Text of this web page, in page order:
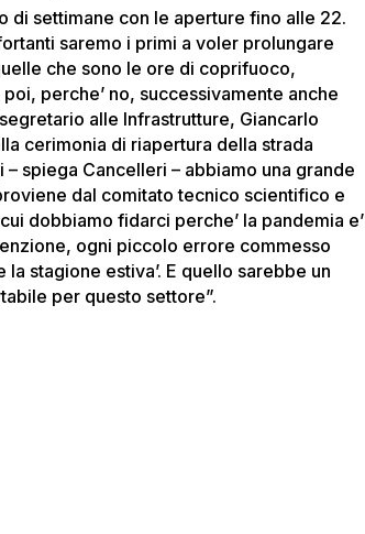
di settimane con le aperture fino alle 22.
saremo i primi a voler prolungare
che sono le ore di coprifuoco,
perche’ no, successivamente anche
alle Infrastrutture, Giancarlo
cerimonia di riapertura della strada
– spiega Cancelleri – abbiamo una grande
dal comitato tecnico scientifico e
dobbiamo fidarci perche’ la pandemia e’
ogni piccolo errore commesso
stagione estiva’. E quello sarebbe un
per questo settore”.